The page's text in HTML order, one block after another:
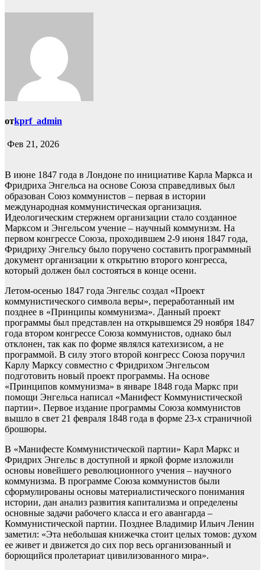
отkprf_admin
Фев 21, 2026
В июне 1847 года в Лондоне по инициативе Карла Маркса и
Фридриха Энгельса на основе Союза справедливых был
образован Союз коммунистов – первая в истории
международная коммунистическая организация.
Идеологическим стержнем организации стало созданное
Марксом и Энгельсом учение – научный коммунизм. На
первом конгрессе Союза, проходившем 2-9 июня 1847 года,
Фридриху Энгельсу было поручено составить программный
документ организации к открытию второго конгресса,
который должен был состояться в конце осени.
Летом-осенью 1847 года Энгельс создал «Проект
коммунистического символа веры», переработанный им
позднее в «Принципы коммунизма». Данный проект
программы был представлен на открывшемся 29 ноября 1847
года втором конгрессе Союза коммунистов, однако был
отклонен, так как по форме являлся катехизисом, а не
программой. В силу этого второй конгресс Союза поручил
Карлу Марксу совместно с Фридрихом Энгельсом
подготовить новый проект программы. На основе
«Принципов коммунизма» в январе 1848 года Маркс при
помощи Энгельса написал «Манифест Коммунистической
партии». Первое издание программы Союза коммунистов
вышло в свет 21 февраля 1848 года в форме 23-х страничной
брошюры.
В «Манифесте Коммунистической партии» Карл Маркс и
Фридрих Энгельс в доступной и яркой форме изложили
основы новейшего революционного учения – научного
коммунизма. В программе Союза коммунистов были
сформулированы основы материалистического понимания
истории, дан анализ развития капитализма и определены
основные задачи рабочего класса и его авангарда –
Коммунистической партии. Позднее Владимир Ильич Ленин
заметил: «Эта небольшая книжечка стоит целых томов: духом
ее живет и движется до сих пор весь организованный и
борющийся пролетариат цивилизованного мира».